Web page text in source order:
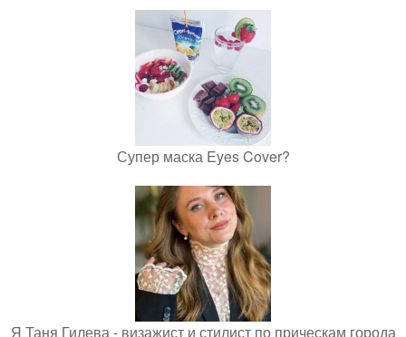
Супер маска Eyes Cover?
Я Таня Гилева - визажист и стилист по прическам города